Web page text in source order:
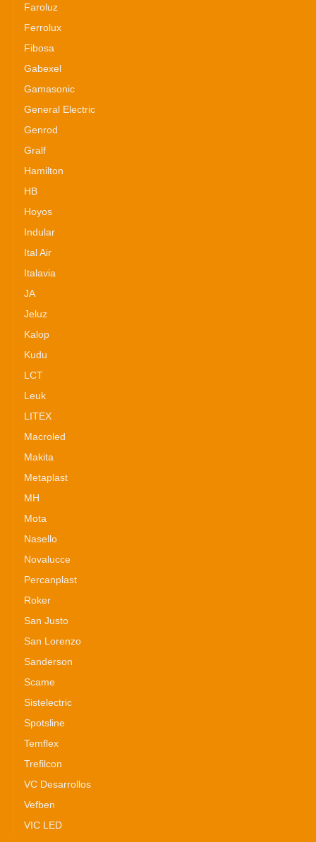
Faroluz
Ferrolux
Fibosa
Gabexel
Gamasonic
General Electric
Genrod
Gralf
Hamilton
HB
Hoyos
Indular
Ital Air
Italavia
JA
Jeluz
Kalop
Kudu
LCT
Leuk
LITEX
Macroled
Makita
Metaplast
MH
Mota
Nasello
Novalucce
Percanplast
Roker
San Justo
San Lorenzo
Sanderson
Scame
Sistelectric
Spotsline
Temflex
Trefilcon
VC Desarrollos
Vefben
VIC LED